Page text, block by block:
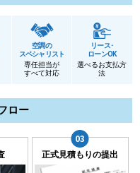
空調の
スペシャリスト
専任担当が
すべて対応
リース･
ローンOK
選べるお支払方
法
ロー
正式見積もりの提出